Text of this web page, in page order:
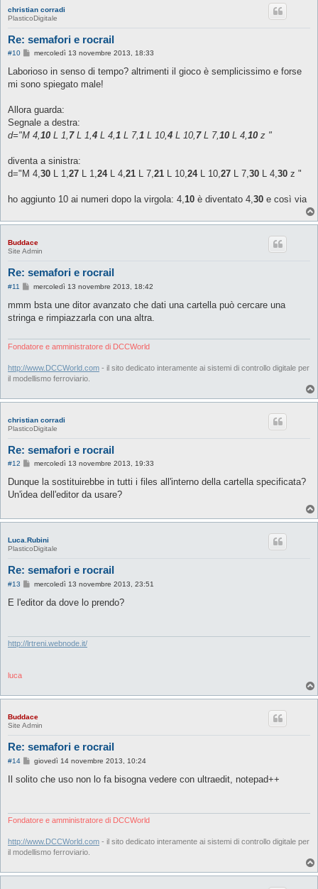
christian corradi
PlasticoDigitale
Re: semafori e rocrail
#10
M
s
a
i
o
mercoledì 13 novembre 2013, 18:33
Laborioso in senso di tempo? altrimenti il gioco è semplicissimo e forse
mi sono spiegato male!
Allora guarda:
Segnale a destra:
d="M 4,10 L 1, 7L 1,4 L 4,1 L 7,1 L 10,4 L 10, 7L 7,10 L 4,10 z "
diventa a sinistra:
d="M 4,30 L 1,27 L 1,24L 4,21 L 7,21 L 10,24L 10,27 L 7,30 L 4,30 z "
ho aggiunto 10 ai numeri dopo la virgola: 4,10 è diventato 4,30 e così via
Buddace
Site Admin
Re: semafori e rocrail
#11
M
s
a
i
mercoledì 13 novembre 2013, 18:42
mmm bsta une ditor avanzato che dati una cartella può cercare una
stringa e rimpiazzarla con una altra.
Fondatore e amministratore di DCCWorld
http://www.DCCWorld.com - il sito dedicato interamente ai sistemi di controllo digitale per
il modellismo ferroviario.
christian corradi
PlasticoDigitale
Re: semafori e rocrail
#12
M
s
a
i
mercoledì 13 novembre 2013, 19:33
Dunque la sostituirebbe in tutti i files all'interno della cartella specificata?
Un'idea dell'editor da usare?
Luca.Rubini
PlasticoDigitale
Re: semafori e rocrail
#13
M
s
i
mercoledì 13 novembre 2013, 23:51
E l'editor da dove lo prendo?
http://lrtreni.webnode.it/
luca
Buddace
Site Admin
Re: semafori e rocrail
#14
M
s
i
giovedì 14 novembre 2013, 10:24
Il solito che uso non lo fa bisogna vedere con ultraedit, notepad++
Fondatore e amministratore di DCCWorld
http://www.DCCWorld.com - il sito dedicato interamente ai sistemi di controllo digitale per
il modellismo ferroviario.